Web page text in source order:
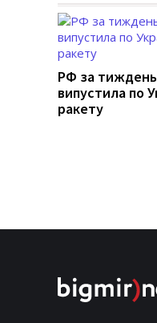
РФ за тиждень
випустила по
ракету